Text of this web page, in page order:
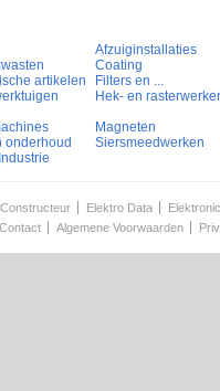
Afzuiginstallaties
Coating
artikelen
Filters en ...
Hek- en
Magneten
onderhoud
Siersmeedwerken
Constructeur Elektro Data
Contact Algemene Voorwaarden